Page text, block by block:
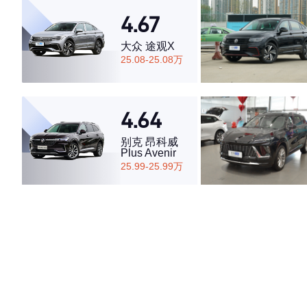
·空间表现一般，低于87%同级车
4.67
大众 途观X
25.08-25.08万
4.64
别克 昂科威
Plus Avenir
25.99-25.99万